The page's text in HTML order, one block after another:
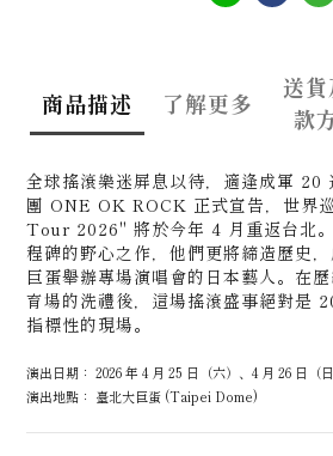
商品描述 了解更多
送
款
全球搖滾樂迷屏息以待，適逢成軍 20
團 ONE OK ROCK 正式宣告，世界
Tour 2026" 將於今年 4 月重返台北
程碑的野心之作，他們更將締造歷史
巨蛋舉辦專場演唱會的日本藝人。在
育場的洗禮後，這場搖滾盛事絕對是
指標性的現場。
演出日期： 2026 年 4 月 25 日（六）、4 月 26 日（日
演出地點： 臺北大巨蛋 (Taipei Dome)